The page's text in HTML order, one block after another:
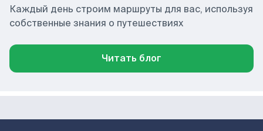
Каждый день строим маршруты для вас, используя
собственные знания о путешествиях
Читать блог